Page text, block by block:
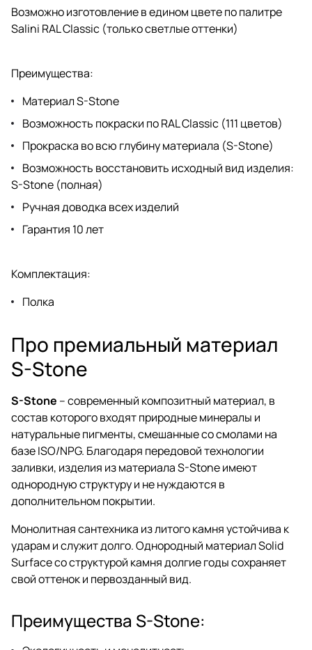
Возможно изготовление в едином цвете по палитре
Salini RAL Classic (только светлые оттенки)
Преимущества:
Материал S-Stone
Возможность покраски по RAL Classic (111 цветов)
Прокраска во всю глубину материала (S-Stone)
Возможность восстановить исходный вид изделия:
S-Stone (полная)
Ручная доводка всех изделий
Гарантия 10 лет
Комплектация:
Полка
Про премиальный материал
S-Stone
S-Stone – современный композитный материал, в
состав которого входят природные минералы и
натуральные пигменты, смешанные со смолами на
базе ISO/NPG. Благодаря передовой технологии
заливки, изделия из материала S-Stone имеют
однородную структуру и не нуждаются в
дополнительном покрытии.
Монолитная сантехника из литого камня устойчива к
ударам и служит долго. Однородный материал Solid
Surface со структурой камня долгие годы сохраняет
свой оттенок и первозданный вид.
Преимущества S-Stone: